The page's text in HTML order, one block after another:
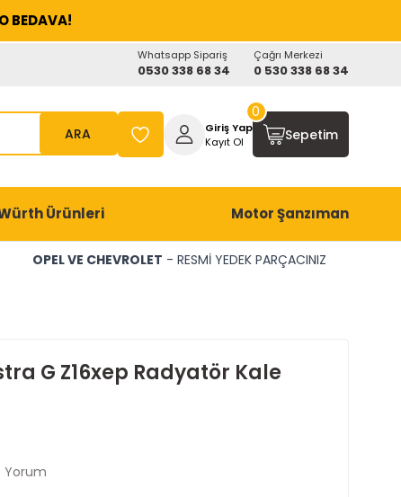
BEDAVA!
Whatsapp Sipariş
0530 338 68 34
Çağrı Merkezi
0 530 338 68 34
ARA
Giriş Yap
Kayıt Ol
Sepetim
0
Ürünleri Motor Şanzıman
OPEL VE CHEVROLET - RESMİ YEDEK PARÇACINIZ
G Z16xep Radyatör Kale
Yorum